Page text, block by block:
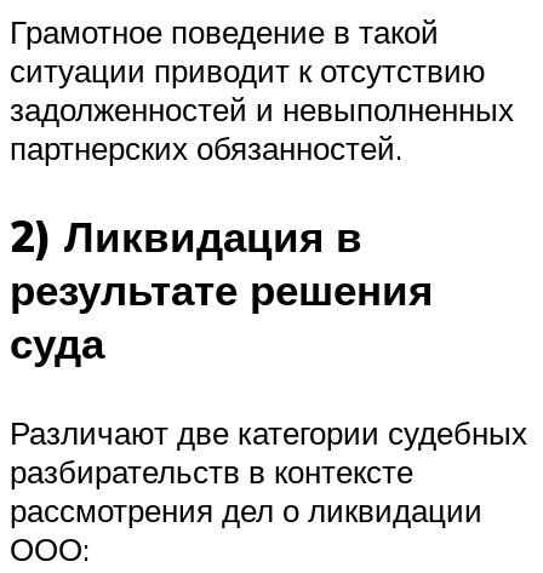
Грамотное поведение в такой
ситуации приводит к отсутствию
задолженностей и невыполненных
партнерских обязанностей.
2) Ликвидация в
результате решения
суда
Различают две категории судебных
разбирательств в контексте
рассмотрения дел о ликвидации
ООО: